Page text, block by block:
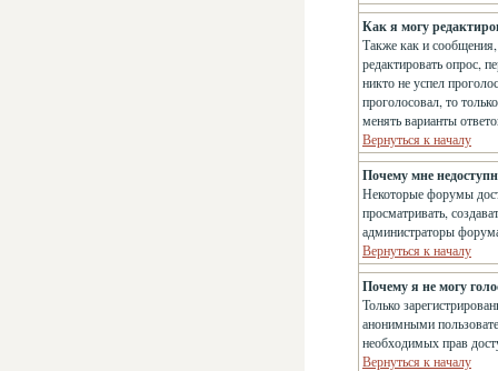
Как я могу
Также как и
редактировать опрос,
никто не успел
проголосовал, то
менять варианты
Вернуться к началу
Почему мне
Некоторые форумы
просматривать,
администраторы
Вернуться к началу
Почему я не могу
Только
анонимными
необходимых прав
Вернуться к началу